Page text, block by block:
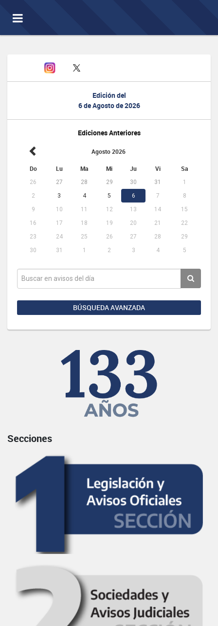
Toggle
navigation
Edición del
6 de Agosto de 2026
Ediciones Anteriores
Agosto 2026
Do Lu Ma Mi Ju Vi Sa
26 27 28 29 30 31
1
2
3 4 5 6 7
8
9
10 11 12 13 14
15
16
17 18 19 20 21
22
23
24 25 26 27 28
29
30
31 1 2 3 4 5
BÚSQUEDA AVANZADA
Secciones